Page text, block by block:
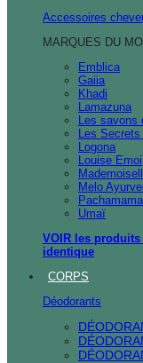
Accessoires
MARQUES DU
Emblica
Gaiia
Khadi
Lamazuna
Les
Les
Logona
Louise Emoi
Melo
Umaï
VOIR les
identique
CORPS
Déodorants